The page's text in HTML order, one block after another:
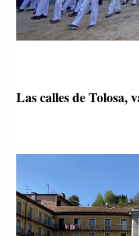
Las calles de Tolosa,